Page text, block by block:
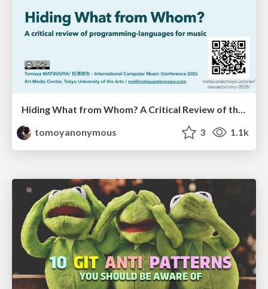
tomoyanonymous
3 1.1k